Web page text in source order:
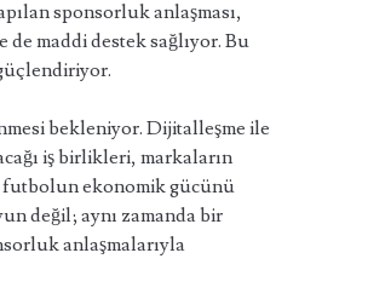
sponsorluk anlaşması,
de maddi destek sağlıyor. Bu
bekleniyor. Dijitalleşme ile
iş birlikleri, markaların
futbolun ekonomik gücünü
değil; aynı zamanda bir
anlaşmalarıyla